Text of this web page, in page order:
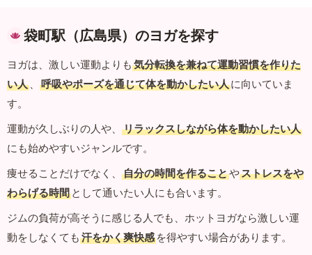
袋町駅（広島県）のヨガを探す
ヨガは、激しい運動よりも 気分転換を兼ねて運動習慣を作りた
い人 、 呼吸やポーズを通じて体を動かしたい人に向いていま
す。
運動が久しぶりの人や、
リラックスしながら体を動かしたい人
にも始めやすいジャンルです。
痩せることだけでなく、
自分の時間を作ることやストレスをや
わらげる時間 として通いたい人にも合います。
ジムの負荷が高そうに感じる人でも、ホットヨガなら激しい運
動をしなくても 汗をかく爽快感 を得やすい場合があります。